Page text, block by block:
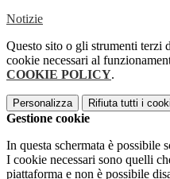
Notizie
Questo sito o gli strumenti terzi
cookie necessari al
COOKIE POLICY.
Personalizza Rifiuta tutti i
Gestione cookie
In questa schermata è possibile
I cookie necessari sono quelli
piattaforma e non è possibile